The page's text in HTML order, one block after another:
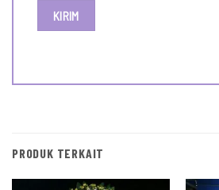
PRODUK TERKAIT